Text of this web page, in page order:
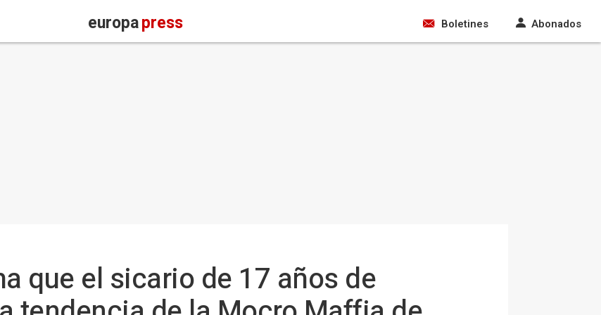
europapress Boletines Abonados
que el sicario de 17 años de